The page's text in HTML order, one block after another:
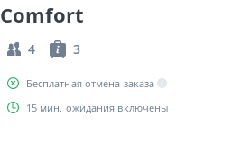
Comfort
4 3
Бесплатная отмена заказа
15 мин. ожидания включены